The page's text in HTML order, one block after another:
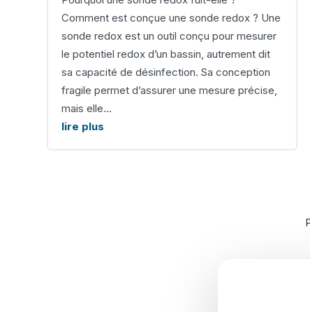
Comment est conçue une sonde redox ? Une
sonde redox est un outil conçu pour mesurer
le potentiel redox d’un bassin, autrement dit
sa capacité de désinfection. Sa conception
fragile permet d’assurer une mesure précise,
mais elle...
lire plus